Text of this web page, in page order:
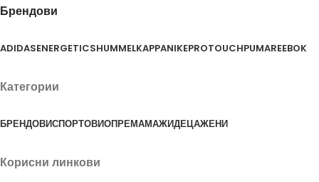
Брендови
ADIDASENERGETICSHUMMELKAPPANIKEPROTOUCHPUMAREEBOK
Категории
БРЕНДОВИСПОРТОВИОПРЕМАМАЖИДЕЦАЖЕНИ
Корисни линкови